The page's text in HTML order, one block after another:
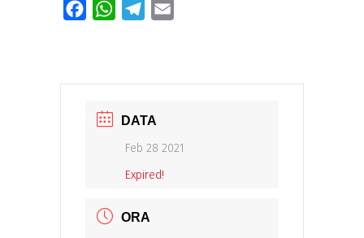
FacebookWhatsAppTelegram
DATA
Feb 28 2021
Expired!
ORA